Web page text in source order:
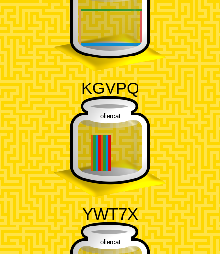
KGVPQ
oliercat
YWT7X
oliercat